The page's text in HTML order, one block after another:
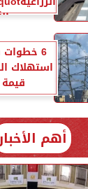
6
استهلاك
قيمة
أهم